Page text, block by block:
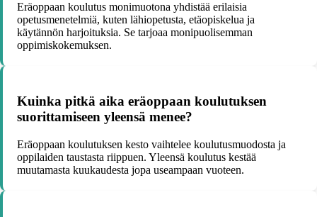
Eräoppaan koulutus monimuotona yhdistää erilaisia
opetusmenetelmiä, kuten lähiopetusta, etäopiskelua ja
käytännön harjoituksia. Se tarjoaa monipuolisemman
oppimiskokemuksen.
Kuinka pitkä aika eräoppaan koulutuksen
suorittamiseen yleensä menee?
Eräoppaan koulutuksen kesto vaihtelee koulutusmuodosta ja
oppilaiden taustasta riippuen. Yleensä koulutus kestää
muutamasta kuukaudesta jopa useampaan vuoteen.